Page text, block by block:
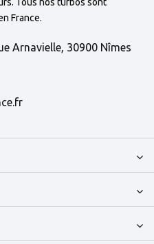
France.
Arnavielle, 30900 Nîmes